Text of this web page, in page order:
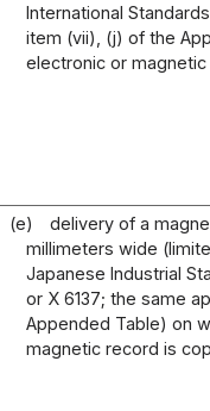
International
item (vii), (j) of the
electronic or
(e)
delivery of a
millimeters wide
Japanese Industrial
or X 6137; the same
Appended Table) on
magnetic record is